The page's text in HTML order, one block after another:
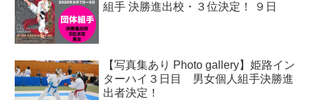
組手 決勝進出校・３位決定！ ９日
【写真集あり Photo gallery】姫路イン
ターハイ３日目 男女個人組手決勝進
出者決定！